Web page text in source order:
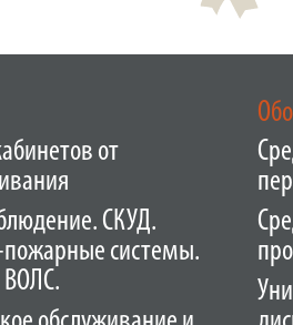
от
СКУД.
системы.
ВОЛС.